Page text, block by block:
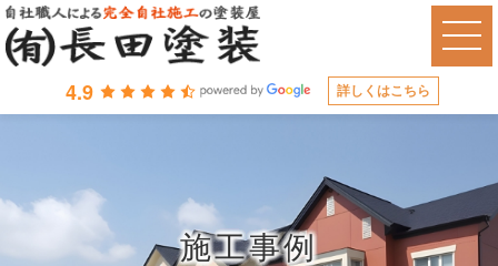
4.9 詳しくはこちら
施工事例